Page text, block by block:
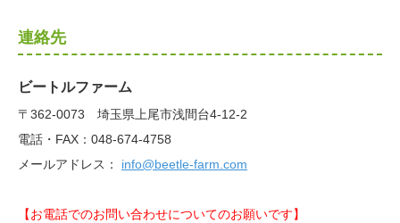
連絡先
ビートルファーム
〒362-0073 埼玉県上尾市浅間台4-12-2
電話・FAX：048-674-4758
メールアドレス： info@beetle-farm.com
【お電話でのお問い合わせについてのお願いです】